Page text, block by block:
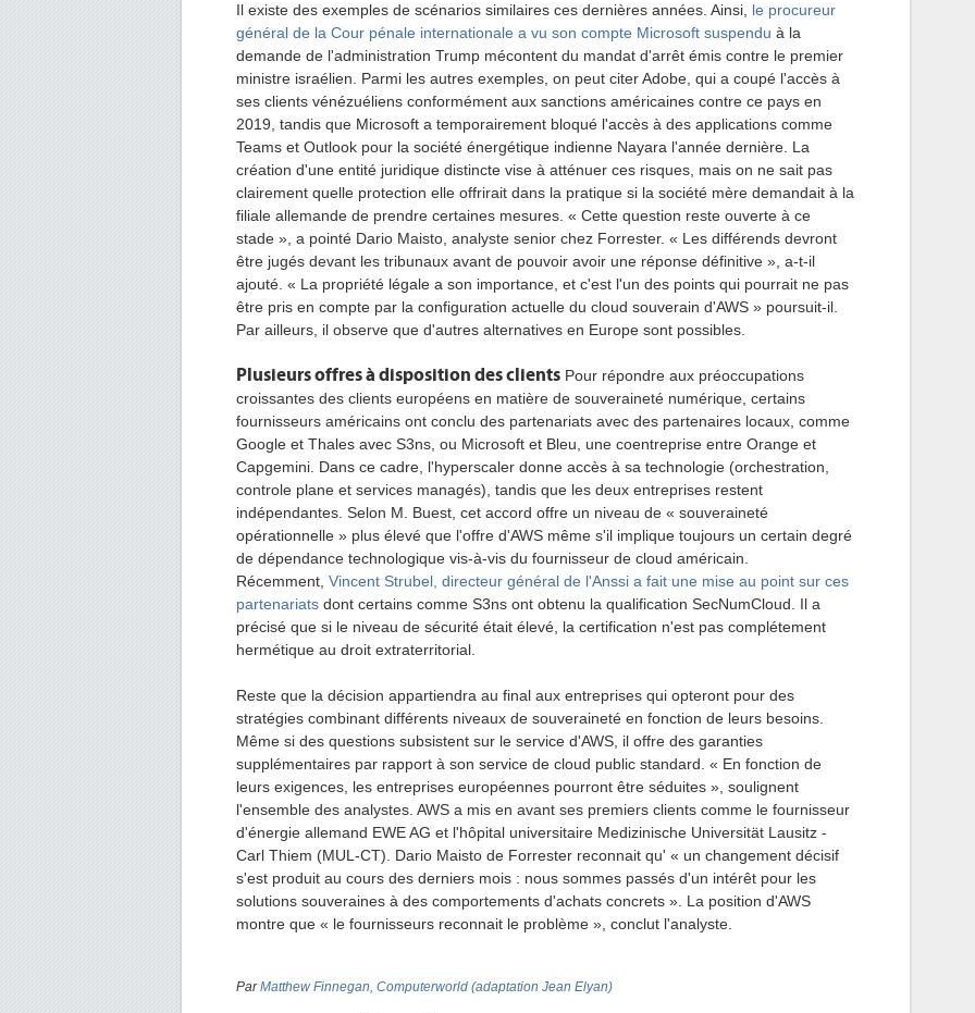
Il existe des exemples de scénarios similaires ces dernières années. Ainsi, le procureur
général de la Cour pénale internationale a vu son compte Microsoft suspendu à la
demande de l'administration Trump mécontent du mandat d'arrêt émis contre le premier
ministre israélien. Parmi les autres exemples, on peut citer Adobe, qui a coupé l'accès à
ses clients vénézuéliens conformément aux sanctions américaines contre ce pays en
2019, tandis que Microsoft a temporairement bloqué l'accès à des applications comme
Teams et Outlook pour la société énergétique indienne Nayara l'année dernière. La
création d'une entité juridique distincte vise à atténuer ces risques, mais on ne sait pas
clairement quelle protection elle offrirait dans la pratique si la société mère demandait à la
filiale allemande de prendre certaines mesures. « Cette question reste ouverte à ce
stade », a pointé Dario Maisto, analyste senior chez Forrester. « Les différends devront
être jugés devant les tribunaux avant de pouvoir avoir une réponse définitive », a-t-il
ajouté. « La propriété légale a son importance, et c'est l'un des points qui pourrait ne pas
être pris en compte par la configuration actuelle du cloud souverain d'AWS » poursuit-il.
Par ailleurs, il observe que d'autres alternatives en Europe sont possibles.
Plusieurs offres à disposition des clients Pour répondre aux préoccupations
croissantes des clients européens en matière de souveraineté numérique, certains
fournisseurs américains ont conclu des partenariats avec des partenaires locaux, comme
Google et Thales avec S3ns, ou Microsoft et Bleu, une coentreprise entre Orange et
Capgemini. Dans ce cadre, l'hyperscaler donne accès à sa technologie (orchestration,
controle plane et services managés), tandis que les deux entreprises restent
indépendantes. Selon M. Buest, cet accord offre un niveau de « souveraineté
opérationnelle » plus élevé que l'offre d'AWS même s'il implique toujours un certain degré
de dépendance technologique vis-à-vis du fournisseur de cloud américain.
Récemment, Vincent Strubel, directeur général de l'Anssi a fait une mise au point sur ces
partenariats dont certains comme S3ns ont obtenu la qualification SecNumCloud. Il a
précisé que si le niveau de sécurité était élevé, la certification n'est pas complétement
hermétique au droit extraterritorial.
Reste que la décision appartiendra au final aux entreprises qui opteront pour des
stratégies combinant différents niveaux de souveraineté en fonction de leurs besoins.
Même si des questions subsistent sur le service d'AWS, il offre des garanties
supplémentaires par rapport à son service de cloud public standard. « En fonction de
leurs exigences, les entreprises européennes pourront être séduites », soulignent
l'ensemble des analystes. AWS a mis en avant ses premiers clients comme le fournisseur
d'énergie allemand EWE AG et l'hôpital universitaire Medizinische Universität Lausitz -
Carl Thiem (MUL-CT). Dario Maisto de Forrester reconnait qu' « un changement décisif
s'est produit au cours des derniers mois : nous sommes passés d'un intérêt pour les
solutions souveraines à des comportements d'achats concrets ». La position d'AWS
montre que « le fournisseurs reconnait le problème », conclut l'analyste.
ParMatthew Finnegan, Computerworld (adaptation Jean Elyan)